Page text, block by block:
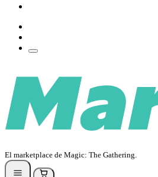
El marketplace de Magic: The Gathering.